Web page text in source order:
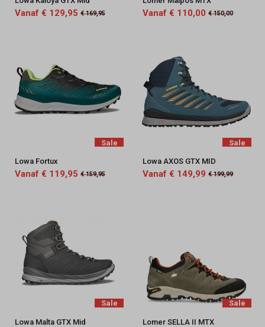
Vanaf € 129,95 € 169,95 Vanaf € 110,00 € 150,00
Sale
Lowa Fortux
Vanaf € 119,95 € 159,95
Sale
Lowa AXOS GTX MID
Vanaf € 149,99 € 199,99
Sale
Lowa Malta GTX Mid
Sale
Lomer SELLA II MTX